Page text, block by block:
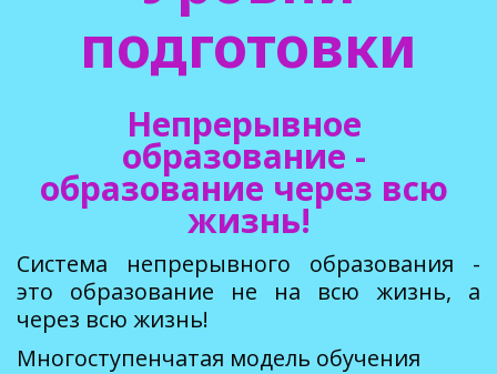
подготовки
Непрерывное
образование -
образование через всю
жизнь!
Система непрерывного образования -
это образование не на всю жизнь, а
через всю жизнь!
Многоступенчатая модель обучения